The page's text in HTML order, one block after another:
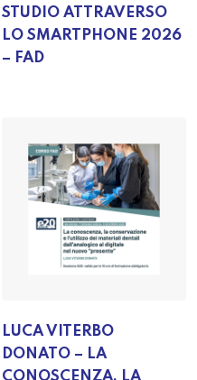
STUDIO ATTRAVERSO
LO SMARTPHONE 2026
– FAD
LUCA VITERBO
DONATO – LA